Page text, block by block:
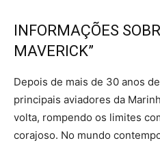
INFORMAÇÕES
MAVERICK”
Depois de mais de 30 anos
principais aviadores da
volta, rompendo os limites
corajoso. No mundo